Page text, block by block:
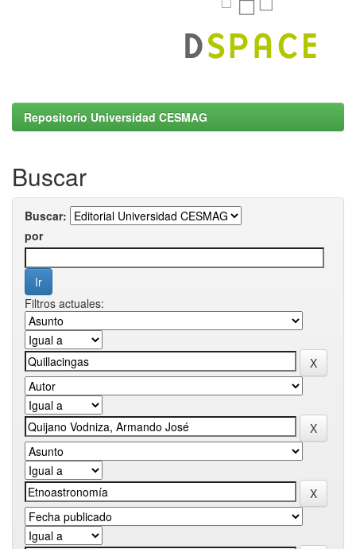
Repositorio Universidad CESMAG
Buscar
Buscar:
por
Filtros actuales: